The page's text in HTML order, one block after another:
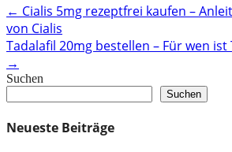
Post
navigation
← Cialis 5mg rezeptfrei kaufen –
von Cialis
Tadalafil 20mg bestellen – Für wen ist
→
Suchen
Suchen
Neueste Beiträge